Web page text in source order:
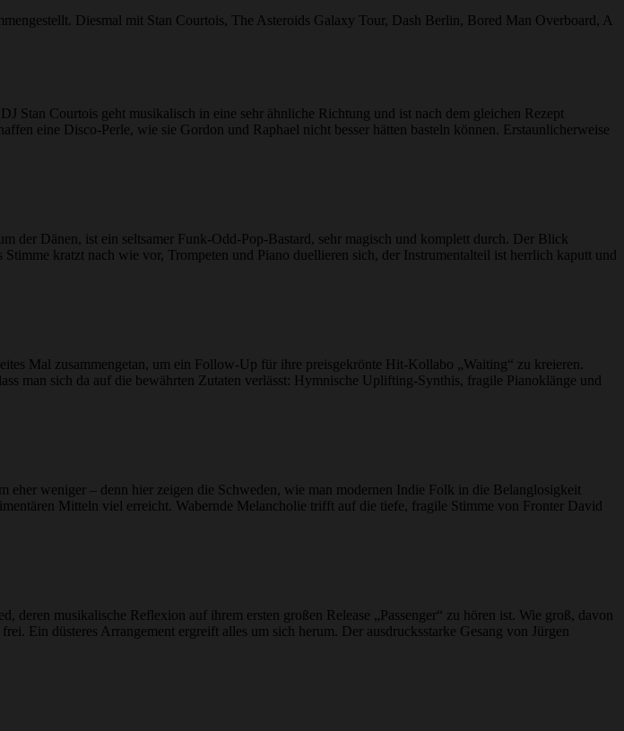
Diesmal mit Stan Courtois, The Asteroids Galaxy Tour, Dash Berlin, Bored Man Overboard, A
Stan Courtois geht musikalisch in eine sehr ähnliche Richtung und ist nach dem gleichen Rezept
eine Disco-Perle, wie sie Gordon und Raphael nicht besser hätten basteln können. Erstaunlicherweise
der Dänen, ist ein seltsamer Funk-Odd-Pop-Bastard, sehr magisch und komplett durch. Der Blick
kratzt nach wie vor, Trompeten und Piano duellieren sich, der Instrumentalteil ist herrlich kaputt und
Mal zusammengetan, um ein Follow-Up für ihre preisgekrönte Hit-Kollabo „Waiting“ zu kreieren.
man sich da auf die bewährten Zutaten verlässt: Hymnische Uplifting-Synthis, fragile Pianoklänge und
weniger – denn hier zeigen die Schweden, wie man modernen Indie Folk in die Belanglosigkeit
Mitteln viel erreicht. Wabernde Melancholie trifft auf die tiefe, fragile Stimme von Fronter David
musikalische Reflexion auf ihrem ersten großen Release „Passenger“ zu hören ist. Wie groß, davon
Ein düsteres Arrangement ergreift alles um sich herum. Der ausdrucksstarke Gesang von Jürgen